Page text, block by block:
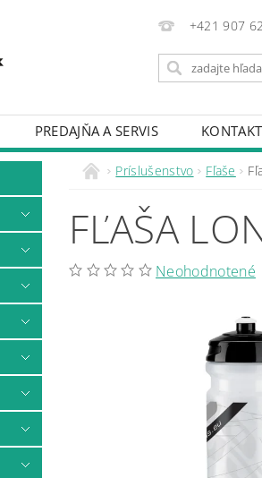
+421 907
PREDAJŇA A SERVIS
Príslušenstvo Fľaše
FĽAŠA
Neohodnotené